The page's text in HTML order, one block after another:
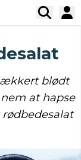
blødt
at hapse